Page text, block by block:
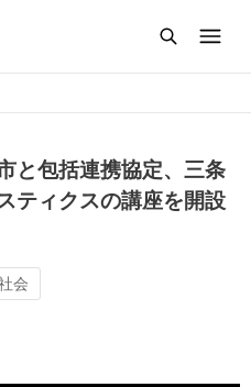
と包括連携協定、三条
ティクスの講座を開設
会